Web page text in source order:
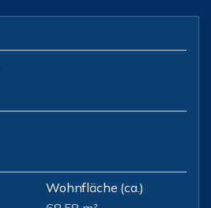
Wohnfläche (ca.)